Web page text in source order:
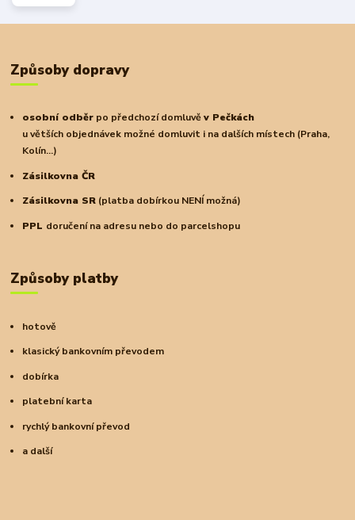
Způsoby dopravy
osobní odběr po předchozí domluvěv Pečkách
u větších objednávek možné domluvit i na dalších místech (Praha,
Kolín...)
Zásilkovna ČR
Zásilkovna SR (platba dobírkou NENÍ možná)
PPL doručení na adresu nebo do parcelshopu
Způsoby platby
hotově
klasický bankovním převodem
dobírka
platební karta
rychlý bankovní převod
a další